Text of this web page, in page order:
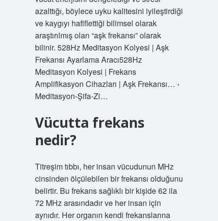
azalttığı, böylece uyku kalitesini iyileştirdiği
ve kaygıyı hafiflettiği bilimsel olarak
araştırılmış olan “aşk frekansı” olarak
bilinir. 528Hz Meditasyon Kolyesi | Aşk
Frekansı Ayarlama Aracı528Hz
Meditasyon Kolyesi | Frekans
Amplifikasyon Cihazları | Aşk Frekansı… ›
Meditasyon-Şifa-Zi…
Vücutta frekans
nedir?
Titreşim tıbbı, her insan vücudunun MHz
cinsinden ölçülebilen bir frekansı olduğunu
belirtir. Bu frekans sağlıklı bir kişide 62 ila
72 MHz arasındadır ve her insan için
aynıdır. Her organın kendi frekanslarına